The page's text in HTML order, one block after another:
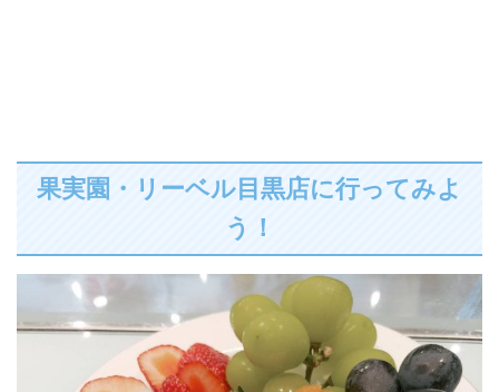
果実園・リーベル目黒店に行ってみよ
う！